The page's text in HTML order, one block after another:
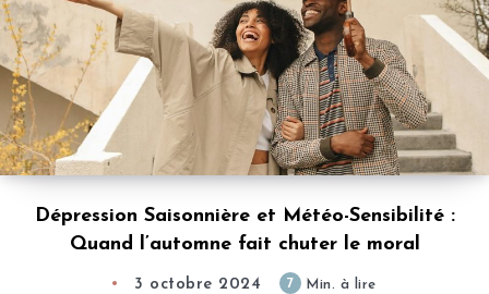
Dépression Saisonnière et Météo-Sensibilité :
Quand l’automne fait chuter le moral
3 octobre 2024 7 Min. à lire